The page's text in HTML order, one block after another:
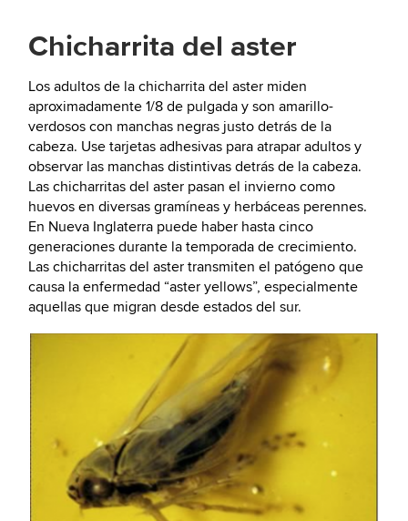
Chicharrita del aster
Los adultos de la chicharrita del aster miden
aproximadamente 1/8 de pulgada y son amarillo-
verdosos con manchas negras justo detrás de la
cabeza. Use tarjetas adhesivas para atrapar adultos y
observar las manchas distintivas detrás de la cabeza.
Las chicharritas del aster pasan el invierno como
huevos en diversas gramíneas y herbáceas perennes.
En Nueva Inglaterra puede haber hasta cinco
generaciones durante la temporada de crecimiento.
Las chicharritas del aster transmiten el patógeno que
causa la enfermedad “aster yellows”, especialmente
aquellas que migran desde estados del sur.